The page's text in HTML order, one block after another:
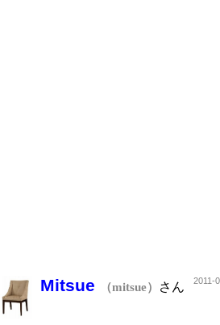
Mitsue （mitsue） さん 2011-